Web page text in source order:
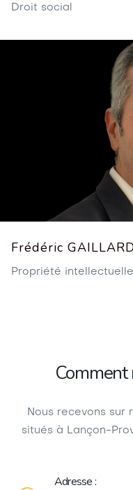
Droit social
Frédéric
Propriété intellectuelle
Comment
Nous recevons sur
situés à Lançon-
Adresse :